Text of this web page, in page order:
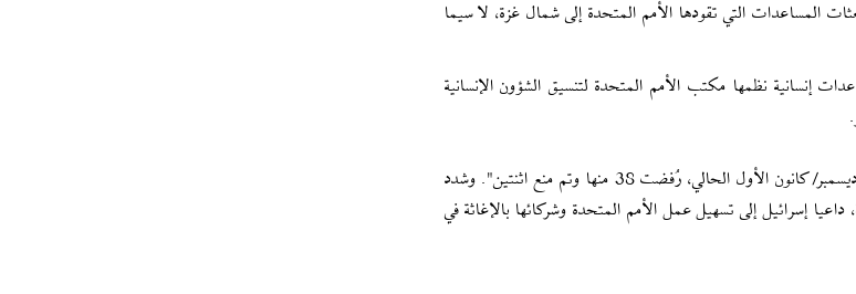
المساعدات التي تقودها الأمم المتحدة إلى شمال غزة، لا سيما
الإسرائيلية رفضت مرة أخرى، الثلاثاء، 3 بعثات مساعدات إنسانية نظمها مكتب الأمم المتحدة لتنسيق الشؤون الإنسانية
وأضاف: "حاولت الأمم المتحدة الوصول إلى المناطق المحاصرة 40 مرة منذ مطلع ديسمبر/ كانون الأول الحالي، رُفضت 38 منها وتم منع اثنتين". وشدد
إسرائيل إلى تسهيل عمل الأمم المتحدة وشركائها بالإغاثة في